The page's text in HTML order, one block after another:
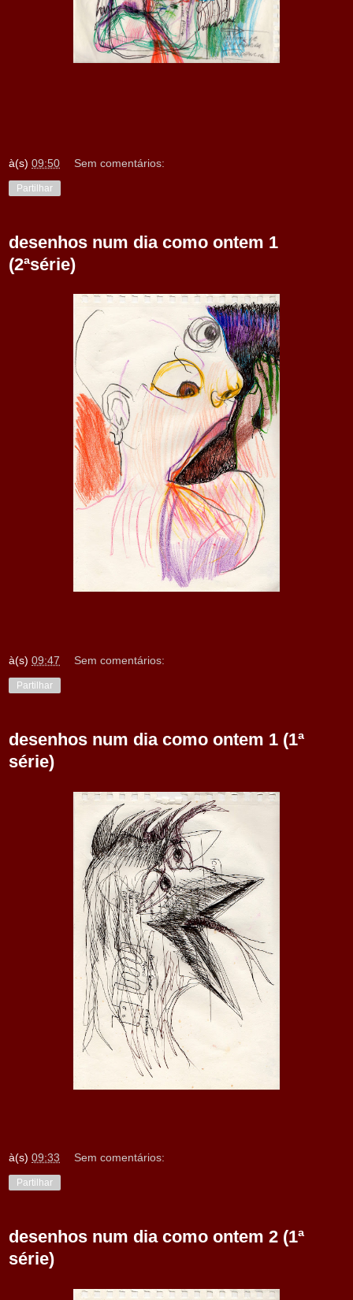
à(s) 09:50 Sem comentários:
Partilhar
desenhos num dia como ontem 1
(2ªsérie)
à(s) 09:47 Sem comentários:
Partilhar
desenhos num dia como ontem 1 (1ª
série)
à(s) 09:33 Sem comentários:
Partilhar
desenhos num dia como ontem 2 (1ª
série)